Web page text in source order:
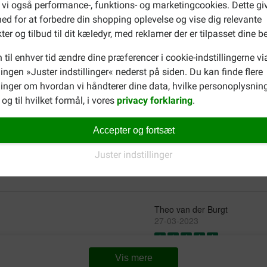
vi også performance-, funktions- og marketingcookies. Dette
for at forbedre din shopping oplevelse og vise dig relevante
og tilbud til dit kæledyr, med reklamer der er tilpasset dine
til enhver tid ændre dine præferencer i cookie-indstillingerne
»Juster indstillinger« nederst på siden. Du kan finde flere
om hvordan vi håndterer dine data, hvilke
og til hvilket formål, i vores privacy forklaring.
Accepter og fortsæt
Juster indstillinger
op. Ik bestel ze zeker
Het is niet goedkoop maar
op.
Translate to English
Værdi for pengene:
deVos Sylvia
02-05-2023
Ideaal als beloning, eet het
Værdi for pengene:
Theo van der Burgt
27-03-2023
Levering:
Vis mere